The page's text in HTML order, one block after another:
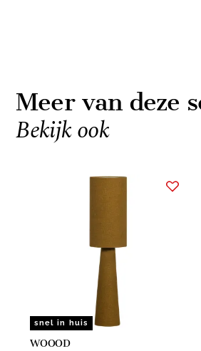
Meer van deze
Bekijk ook
snel in huis
WOOOD